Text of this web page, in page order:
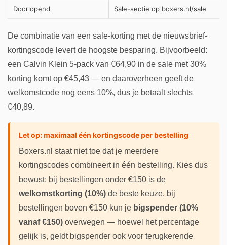
Doorlopend Sale-sectie op boxers.nl/sale
De combinatie van een sale-korting met de nieuwsbrief-
kortingscode levert de hoogste besparing. Bijvoorbeeld:
een Calvin Klein 5-pack van €64,90 in de sale met 30%
korting komt op €45,43 — en daaroverheen geeft de
welkomstcode nog eens 10%, dus je betaalt slechts
€40,89.
Let op: maximaal één kortingscode per bestelling
Boxers.nl staat niet toe dat je meerdere
kortingscodes combineert in één bestelling. Kies dus
bewust: bij bestellingen onder €150 is de
welkomstkorting (10%) de beste keuze, bij
bestellingen boven €150 kun je bigspender (10%
vanaf €150) overwegen — hoewel het percentage
gelijk is, geldt bigspender ook voor terugkerende